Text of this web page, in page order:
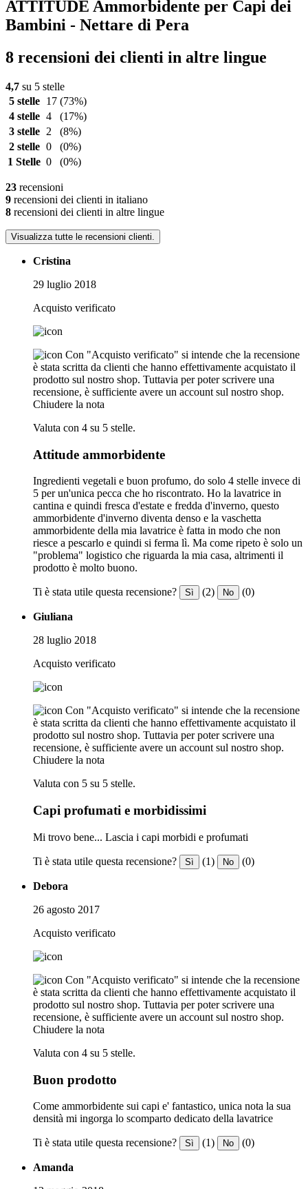
ATTITUDE Ammorbidente per Capi dei
Bambini - Nettare di Pera
8 recensioni dei clienti in altre lingue
4,7 su 5 stelle
5 stelle
17 (73%)
4 stelle 4
(17%)
3 stelle
2
(8%)
2 stelle 0
(0%)
1 Stelle 0 (0%)
23 recensioni
9 recensioni dei clienti in italiano
8 recensioni dei clienti in altre lingue
Visualizza tutte le recensioni clienti.
Cristina
29 luglio 2018
Acquisto verificato
Con "Acquisto verificato" si intende che la recensione
è stata scritta da clienti che hanno effettivamente acquistato il
prodotto sul nostro shop. Tuttavia per poter scrivere una
recensione, è sufficiente avere un account sul nostro shop.
Chiudere la nota
Valuta con 4 su 5 stelle.
Attitude ammorbidente
Ingredienti vegetali e buon profumo, do solo 4 stelle invece di
5 per un'unica pecca che ho riscontrato. Ho la lavatrice in
cantina e quindi fresca d'estate e fredda d'inverno, questo
ammorbidente d'inverno diventa denso e la vaschetta
ammorbidente della mia lavatrice è fatta in modo che non
riesce a pescarlo e quindi si ferma lì. Ma come ripeto è solo un
"problema" logistico che riguarda la mia casa, altrimenti il
prodotto è molto buono.
Ti è stata utile questa recensione? Sì (2) No (0)
Giuliana
28 luglio 2018
Acquisto verificato
Con "Acquisto verificato" si intende che la recensione
è stata scritta da clienti che hanno effettivamente acquistato il
prodotto sul nostro shop. Tuttavia per poter scrivere una
recensione, è sufficiente avere un account sul nostro shop.
Chiudere la nota
Valuta con 5 su 5 stelle.
Capi profumati e morbidissimi
Mi trovo bene... Lascia i capi morbidi e profumati
Ti è stata utile questa recensione? Sì (1) No (0)
Debora
26 agosto 2017
Acquisto verificato
Con "Acquisto verificato" si intende che la recensione
è stata scritta da clienti che hanno effettivamente acquistato il
prodotto sul nostro shop. Tuttavia per poter scrivere una
recensione, è sufficiente avere un account sul nostro shop.
Chiudere la nota
Valuta con 4 su 5 stelle.
Buon prodotto
Come ammorbidente sui capi e' fantastico, unica nota la sua
densità mi ingorga lo scomparto dedicato della lavatrice
Ti è stata utile questa recensione? Sì (1) No (0)
Amanda